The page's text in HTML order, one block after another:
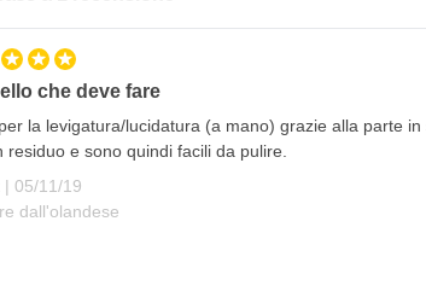
che deve fare
la levigatura/lucidatura (a mano) grazie alla parte
residuo e sono quindi facili da pulire.
| 5 novembre 2019
05/11/19
dall'olandese